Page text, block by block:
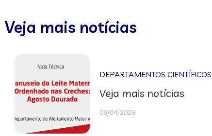
Veja mais notícias
DEPARTAMENTOS CIENTÍFICOS
Veja mais notícias
08/04/2026